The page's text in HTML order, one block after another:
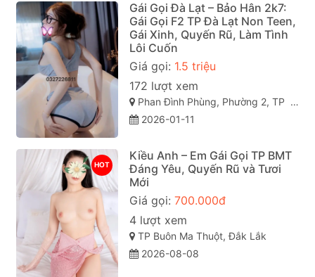
Gái Gọi Đà Lạt – Bảo Hân 2k7:
Gái Gọi F2 TP Đà Lạt Non Teen,
Gái Xinh, Quyến Rũ, Làm Tình
Lôi Cuốn
Giá gọi: 1.5 triệu
172 lượt xem
Phan Đình Phùng, Phường 2, TP Đà Lạt (gái gọi đà lạt). Lâm Đồng
2026-01-11
HOT
Kiều Anh – Em Gái Gọi TP BMT
Đáng Yêu, Quyến Rũ và Tươi
Mới
Giá gọi: 700.000đ
4 lượt xem
TP Buôn Ma Thuột, Đắk Lắk
2026-08-08